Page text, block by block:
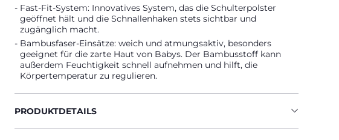
Fast-Fit-System: Innovatives System, das die Schulterpolster
geöffnet hält und die Schnallenhaken stets sichtbar und
zugänglich macht.
Bambusfaser-Einsätze: weich und atmungsaktiv, besonders
geeignet für die zarte Haut von Babys. Der Bambusstoff kann
außerdem Feuchtigkeit schnell aufnehmen und hilft, die
Körpertemperatur zu regulieren.
PRODUKTDETAILS